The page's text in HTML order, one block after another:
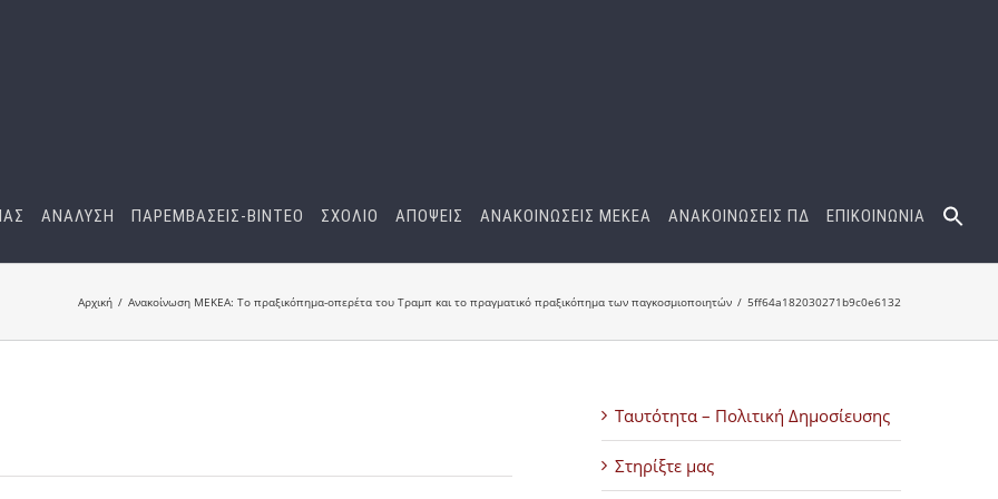
ΑΝΑΛΥΣΗ ΠΑΡΕΜΒΑΣΕΙΣ-BINTEO ΣΧΟΛΙΟ ΑΠΟΨΕΙΣ ΑΝΑΚΟΙΝΩΣΕΙΣ ΜΕΚΕΑ ΑΝΑΚΟΙΝΩΣΕΙΣ ΠΔ ΕΠΙΚΟΙΝΩΝΙΑ
Αρχική Ανακοίνωση ΜΕΚΕΑ: Το πραξικόπημα-οπερέτα του Τραμπ και το πραγματικό πραξικόπημα των παγκοσμιοποιητών 5ff64a182030271b9c0e6132
Ταυτότητα – Πολιτική Δημοσίευσης
Στηρίξτε μας